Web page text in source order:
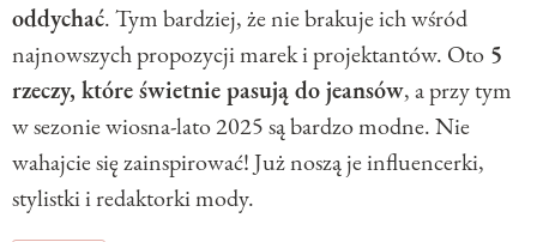
oddychać. Tym bardziej, że nie brakuje ich wśród
najnowszych propozycji marek i projektantów. Oto 5
rzeczy, które świetnie pasują do jeansów, a przy tym
w sezonie wiosna-lato 2025 są bardzo modne. Nie
wahajcie się zainspirować! Już noszą je influencerki,
stylistki i redaktorki mody.